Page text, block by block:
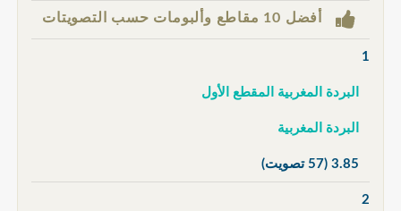
أفضل 10 مقاطع وألبومات حسب التصويتات
1
البردة المغربية المقطع الأول
البردة المغربية
3.85 (57 تصويت)
2